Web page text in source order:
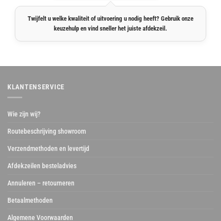
Twijfelt u welke kwaliteit of uitvoering u nodig heeft? Gebruik onze
keuzehulp en vind sneller het juiste afdekzeil.
KLANTENSERVICE
Wie zijn wij?
Routebeschrijving showroom
Verzendmethoden en levertijd
Afdekzeilen besteladvies
Annuleren – retourneren
Betaalmethoden
Algemene Voorwaarden